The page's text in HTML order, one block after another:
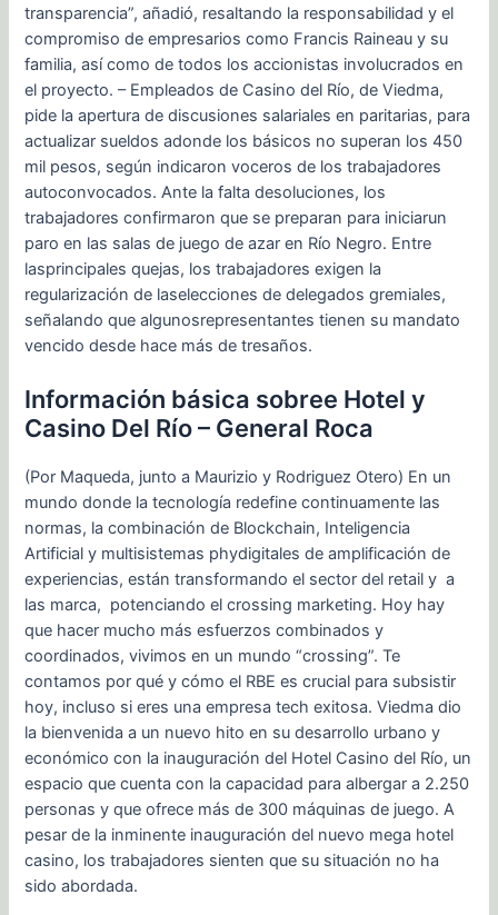
transparencia”, añadió, resaltando la responsabilidad y el
compromiso de empresarios como Francis Raineau y su
familia, así como de todos los accionistas involucrados en
el proyecto. – Empleados de Casino del Río, de Viedma,
pide la apertura de discusiones salariales en paritarias, para
actualizar sueldos adonde los básicos no superan los 450
mil pesos, según indicaron voceros de los trabajadores
autoconvocados. Ante la falta desoluciones, los
trabajadores confirmaron que se preparan para iniciarun
paro en las salas de juego de azar en Río Negro. Entre
lasprincipales quejas, los trabajadores exigen la
regularización de laselecciones de delegados gremiales,
señalando que algunosrepresentantes tienen su mandato
vencido desde hace más de tresaños.
Información básica sobree Hotel y
Casino Del Río – General Roca
(Por Maqueda, junto a Maurizio y Rodriguez Otero) En un
mundo donde la tecnología redefine continuamente las
normas, la combinación de Blockchain, Inteligencia
Artificial y multisistemas phydigitales de amplificación de
experiencias, están transformando el sector del retail y a
las marca, potenciando el crossing marketing. Hoy hay
que hacer mucho más esfuerzos combinados y
coordinados, vivimos en un mundo “crossing”. Te
contamos por qué y cómo el RBE es crucial para subsistir
hoy, incluso si eres una empresa tech exitosa. Viedma dio
la bienvenida a un nuevo hito en su desarrollo urbano y
económico con la inauguración del Hotel Casino del Río, un
espacio que cuenta con la capacidad para albergar a 2.250
personas y que ofrece más de 300 máquinas de juego. A
pesar de la inminente inauguración del nuevo mega hotel
casino, los trabajadores sienten que su situación no ha
sido abordada.